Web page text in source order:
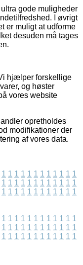
gode muligheder
I øvrigt
er muligt at udforme
desuden må tages
hjælper forskellige
og høster
vores website
opretholdes
modifikationer der
af vores data.
1 1 1 1 1 1 1 1 1 1 1 1
1 1 1 1 1 1 1 1 1 1 1 1
1 1 1 1 1 1 1 1 1 1 1 1
1 1 1 1 1 1 1 1 1 1 1 1
1 1 1 1 1 1 1 1 1 1 1 1
1 1 1 1 1 1 1 1 1 1 1 1